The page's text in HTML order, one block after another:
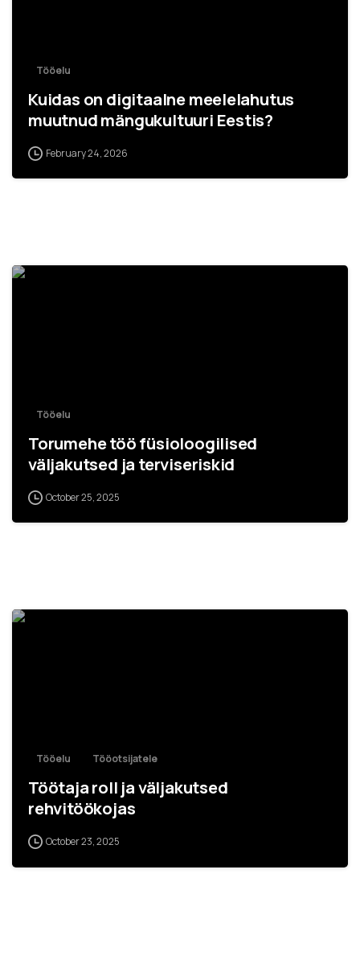
Tööelu
Kuidas on digitaalne meelelahutus
muutnud mängukultuuri Eestis?
February 24, 2026
Tööelu
Torumehe töö füsioloogilised
väljakutsed ja terviseriskid
October 25, 2025
Tööelu Tööotsijatele
Töötaja roll ja väljakutsed
rehvitöökojas
October 23, 2025